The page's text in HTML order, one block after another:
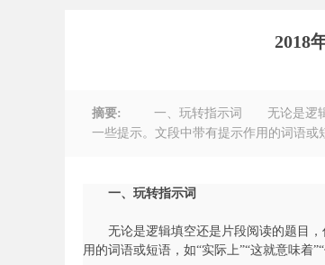
2018
摘要:
一、玩转指示词 无论是逻辑填
一些提示。文段中带有提示作用的词语或
一、玩转指示词
无论是逻辑填空还是片段阅读的题目，
用的词语或短语，如“实际上”“这就意味着